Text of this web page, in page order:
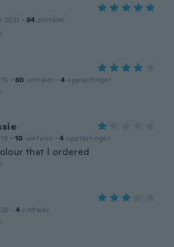
2021 · 84 omtaler
· 60 omtaler · 4 opplastinger
· 10 omtaler · 4 opplastinger
that I ordered
· 4 omtaler